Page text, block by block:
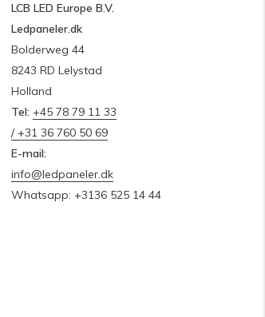
LCB LED Europe B.V.
Ledpaneler.dk
Bolderweg 44
8243 RD Lelystad
Holland
Tel: +45 78 79 11 33
/ +31 36 760 50 69
E-mail:
info@ledpaneler.dk
Whatsapp: +3136 525 14 44